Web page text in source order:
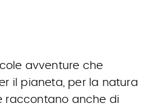
avventure che
il pianeta, per la natura
raccontano anche di